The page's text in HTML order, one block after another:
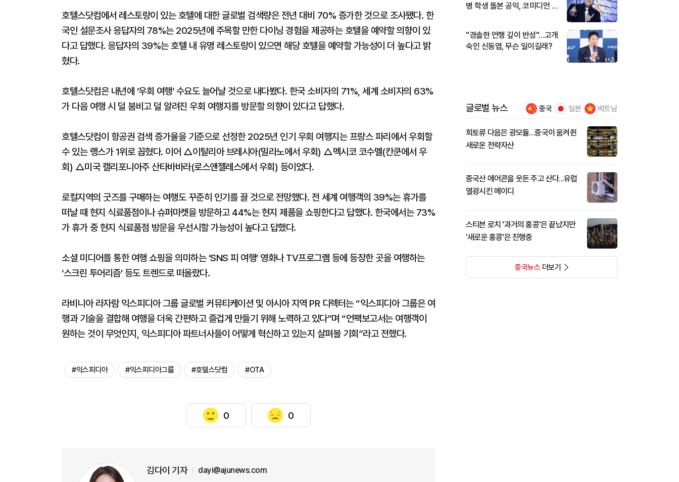
호텔스닷컴에서 레스토랑이 있는 호텔에 대한 글로벌 검색량은 전년 대비 70% 증가한 것으로 조사됐다. 한
국인 설문조사 응답자의 78%는 2025년에 주목할 만한 다이닝 경험을 제공하는 호텔을 예약할 의향이 있
다고 답했다. 응답자의 39%는 호텔 내 유명 레스토랑이 있으면 해당 호텔을 예약할 가능성이 더 높다고 밝
혔다.
호텔스닷컴은 내년에 ‘우회 여행’ 수요도 늘어날 것으로 내다봤다. 한국 소비자의 71%, 세계 소비자의 63%
가 다음 여행 시 덜 붐비고 덜 알려진 우회 여행지를 방문할 의향이 있다고 답했다.
호텔스닷컴이 항공권 검색 증가율을 기준으로 선정한 2025년 인기 우회 여행지는 프랑스 파리에서 우회할
수 있는 랭스가 1위로 꼽혔다. 이어 △이탈리아 브레시아(밀라노에서 우회) △멕시코 코수멜(칸쿤에서 우
회) △미국 캘리포니아주 산타바바라(로스앤젤레스에서 우회) 등이었다.
로컬지역의 굿즈를 구매하는 여행도 꾸준히 인기를 끌 것으로 전망했다. 전 세계 여행객의 39%는 휴가를
떠날 때 현지 식료품점이나 슈퍼마켓을 방문하고 44%는 현지 제품을 쇼핑한다고 답했다. 한국에서는 73%
가 휴가 중 현지 식료품점 방문을 우선시할 가능성이 높다고 답했다.
소셜 미디어를 통한 여행 쇼핑을 의미하는 ‘SNS 피 여행’ 영화나 TV프로그램 등에 등장한 곳을 여행하는
‘스크린 투어리즘’ 등도 트렌드로 떠올랐다.
라비니아 라자람 익스피디아 그룹 글로벌 커뮤티케이션 및 아시아 지역 PR 디렉터는 “익스피디아 그룹은 여
행과 기술을 결합해 여행을 더욱 간편하고 즐겁게 만들기 위해 노력하고 있다”며 “언팩보고서는 여행객이
원하는 것이 무엇인지, 익스피디아 파트너사들이 어떻게 혁신하고 있는지 살펴볼 기회”라고 전했다.
#익스피디아 #익스피디아그룹 #호텔스닷컴 #OTA
0 0
김다이 기자 dayi@ajunews.com
병 학생 돌본 공익, 코미디언 김
"경솔한 언행 깊이 반성"…고개
숙인 신동엽, 무슨 일이길래?
글로벌 뉴스 중국 일본 베트남
희토류 다음은 광모듈…중국이 움켜쥔
새로운 전략자산
중국산 에어콘을 웃돈 주고 산다...유럽
열광시킨 메이디
스티븐 로치 '과거의 홍콩'은 끝났지만
'새로운 홍콩'은 진행중
중국뉴스더보기